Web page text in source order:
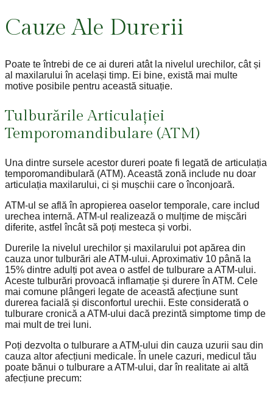
Cauze Ale Durerii
Poate te întrebi de ce ai dureri atât la nivelul urechilor, cât și
al maxilarului în același timp. Ei bine, există mai multe
motive posibile pentru această situație.
Tulburările Articulației
Temporomandibulare (ATM)
Una dintre sursele acestor dureri poate fi legată de articulația
temporomandibulară (ATM). Această zonă include nu doar
articulația maxilarului, ci și mușchii care o înconjoară.
ATM-ul se află în apropierea oaselor temporale, care includ
urechea internă. ATM-ul realizează o mulțime de mișcări
diferite, astfel încât să poți mesteca și vorbi.
Durerile la nivelul urechilor și maxilarului pot apărea din
cauza unor tulburări ale ATM-ului. Aproximativ 10 până la
15% dintre adulți pot avea o astfel de tulburare a ATM-ului.
Aceste tulburări provoacă inflamație și durere în ATM. Cele
mai comune plângeri legate de această afecțiune sunt
durerea facială și disconfortul urechii. Este considerată o
tulburare cronică a ATM-ului dacă prezintă simptome timp de
mai mult de trei luni.
Poți dezvolta o tulburare a ATM-ului din cauza uzurii sau din
cauza altor afecțiuni medicale. În unele cazuri, medicul tău
poate bănui o tulburare a ATM-ului, dar în realitate ai altă
afecțiune precum: